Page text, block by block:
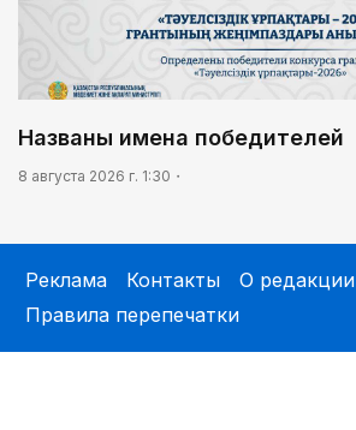
Названы имена победителей
8 августа 2026 г. 1:30
Реклама Контакты
О редакции
Правила перепечатки